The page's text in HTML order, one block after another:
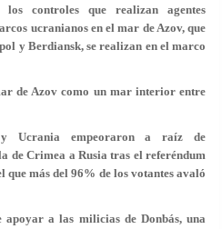
los controles que realizan agentes
ucranianos en el mar de Azov, que
y Berdiansk, se realizan en el marco
de Azov como un mar interior entre
Ucrania empeoraron a raíz de
de Crimea a Rusia tras el referéndum
que más del 96% de los votantes avaló
apoyar a las milicias de Donbás, una